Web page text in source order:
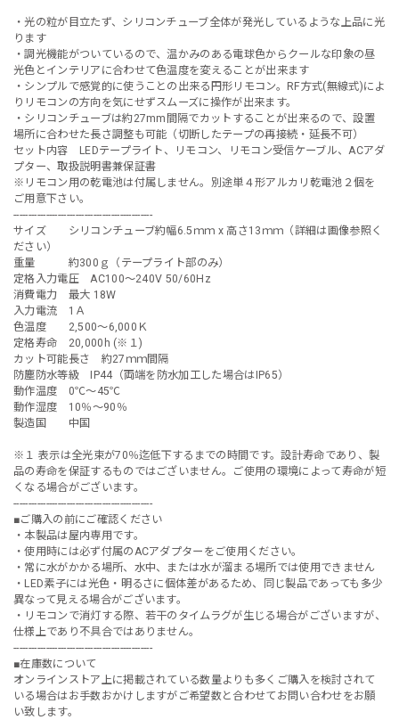
・光の粒が目立たず、シリコンチューブ全体が発光しているような上品に光
ります
・調光機能がついているので、温かみのある電球色からクールな印象の昼
光色とインテリアに合わせて色温度を変えることが出来ます
・シンプルで感覚的に使うことの出来る円形リモコン。RF方式(無線式)によ
りリモコンの方向を気にせずスムーズに操作が出来ます。
・シリコンチューブは約27mm間隔でカットすることが出来るので、設置
場所に合わせた長さ調整も可能（切断したテープの再接続・延長不可）
セット内容 LEDテープライト、リモコン、リモコン受信ケーブル、ACアダ
プター、取扱説明書兼保証書
※リモコン用の乾電池は付属しません。別途単４形アルカリ乾電池２個を
ご用意下さい。
-----------------------------------------------
サイズ シリコンチューブ約幅6.5ｍｍ x 高さ13ｍｍ（詳細は画像参照く
ださい）
重量 約300ｇ（テープライト部のみ）
定格入力電圧 AC100～240V 50/60Hz
消費電力 最大 18W
入力電流 1Ａ
色温度 2,500～6,000Ｋ
定格寿命 20,000h (※１)
カット可能長さ 約27ｍｍ間隔
防塵防水等級 IP44（両端を防水加工した場合はIP65）
動作温度 0℃～45℃
動作湿度 10％～90％
製造国 中国
※１ 表示は全光束が70％迄低下するまでの時間です。設計寿命であり、製
品の寿命を保証するものではございません。ご使用の環境によって寿命が短
くなる場合がございます。
-----------------------------------------------
■ご購入の前にご確認ください
・本製品は屋内専用です。
・使用時には必ず付属のACアダプターをご使用ください。
・常に水がかかる場所、水中、または水が溜まる場所では使用できません
・LED素子には光色・明るさに個体差があるため、同じ製品であっても多少
異なって見える場合がございます。
・リモコンで消灯する際、若干のタイムラグが生じる場合がございますが、
仕様上であり不具合ではありません。
-----------------------------------------------
■在庫数について
オンラインストア上に掲載されている数量よりも多くご購入を検討されて
いる場合はお手数おかけしますがご希望数と合わせてお問い合わせをお願
い致します。